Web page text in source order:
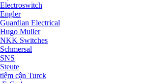
Electrical
Muller
Switches
cận Turck